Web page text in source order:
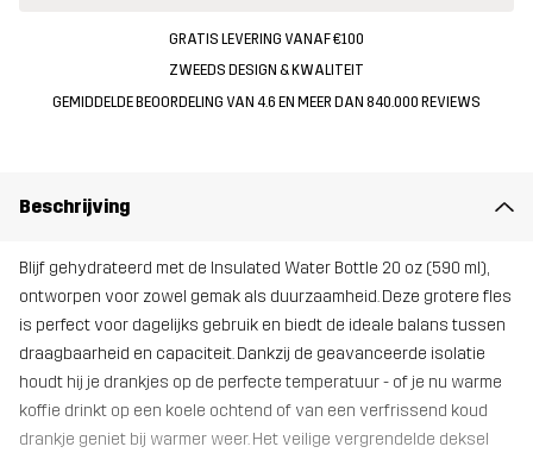
GRATIS LEVERING VANAF €100
ZWEEDS DESIGN & KWALITEIT
GEMIDDELDE BEOORDELING VAN 4.6 EN MEER DAN 840.000 REVIEWS
Beschrijving
Blijf gehydrateerd met de Insulated Water Bottle 20 oz (590 ml),
ontworpen voor zowel gemak als duurzaamheid. Deze grotere fles
is perfect voor dagelijks gebruik en biedt de ideale balans tussen
draagbaarheid en capaciteit. Dankzij de geavanceerde isolatie
houdt hij je drankjes op de perfecte temperatuur - of je nu warme
koffie drinkt op een koele ochtend of van een verfrissend koud
drankje geniet bij warmer weer. Het veilige vergrendelde deksel